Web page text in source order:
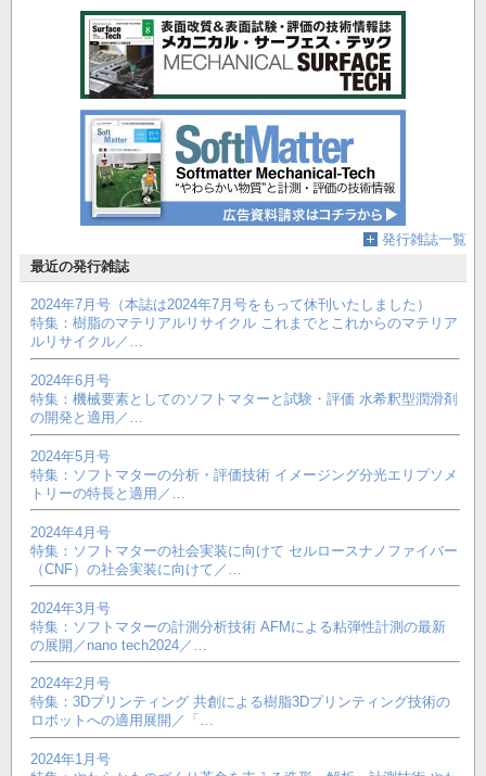
発行雑誌一覧
最近の発行雑誌
2024年7月号（本誌は2024年7月号をもって休刊いたしました）
特集：樹脂のマテリアルリサイクル これまでとこれからのマテリア
ルリサイクル／…
2024年6月号
特集：機械要素としてのソフトマターと試験・評価 水希釈型潤滑剤
の開発と適用／…
2024年5月号
特集：ソフトマターの分析・評価技術 イメージング分光エリプソメ
トリーの特長と適用／…
2024年4月号
特集：ソフトマターの社会実装に向けて セルロースナノファイバー
（CNF）の社会実装に向けて／…
2024年3月号
特集：ソフトマターの計測分析技術 AFMによる粘弾性計測の最新
の展開／nano tech2024／…
2024年2月号
特集：3Dプリンティング 共創による樹脂3Dプリンティング技術の
ロボットへの適用展開／「…
2024年1月号